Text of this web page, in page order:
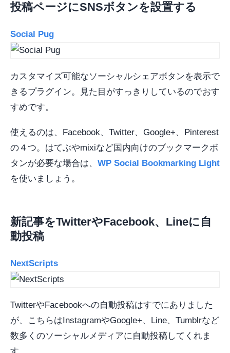
投稿ページにSNSボタンを設置する
Social Pug
カスタマイズ可能なソーシャルシェアボタンを表示で
きるプラグイン。見た目がすっきりしているのでおす
すめです。
使えるのは、Facebook、Twitter、Google+、Pinterest
の４つ。はてぶやmixiなど国内向けのブックマークボ
タンが必要な場合は、 WP Social Bookmarking Light
を使いましょう。
新記事をTwitterやFacebook、Lineに自
動投稿
NextScripts
TwitterやFacebookへの自動投稿はすでにありました
が、こちらはInstagramやGoogle+、Line、Tumblrなど
数多くのソーシャルメディアに自動投稿してくれま